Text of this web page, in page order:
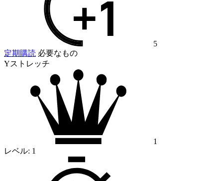
5
定期購読 必要なもの
Yストレッチ
1
レベル: 1